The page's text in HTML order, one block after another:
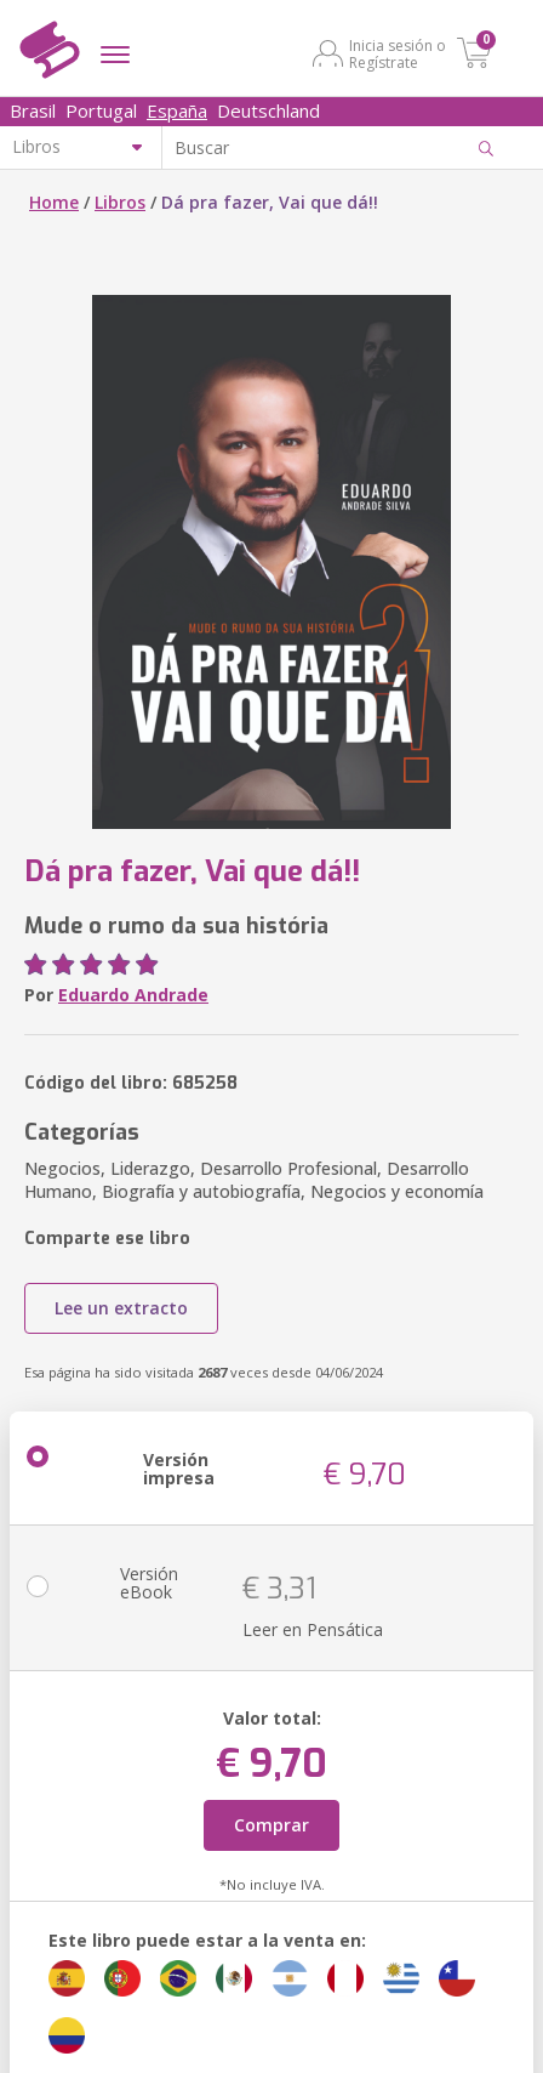
Inicia sesión o
Regístrate
0
Brasil Portugal España Deutschland
Home / Libros / Dá pra fazer, Vai que dá!!
Dá pra fazer, Vai que dá!!
Mude o rumo da sua história
Por Eduardo Andrade
Código del libro: 685258
Categorías
Negocios, Liderazgo, Desarrollo Profesional, Desarrollo
Humano, Biografía y autobiografía, Negocios y economía
Comparte ese libro
Lee un extracto
Esa página ha sido visitada 2687veces desde 04/06/2024
Versión
impresa € 9,70
Versión
eBook € 3,31
Leer en Pensática
Valor total:
€ 9,70
Comprar
*No incluye IVA.
Este libro puede estar a la venta en: